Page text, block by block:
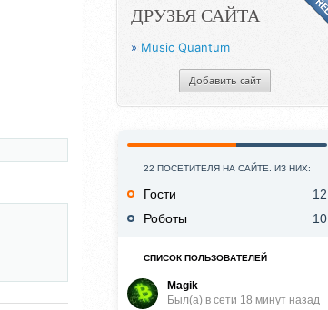
ДРУЗЬЯ САЙТА
» Music Quantum
Добавить сайт
22 ПОСЕТИТЕЛЯ НА САЙТЕ. ИЗ НИХ:
Гости
12
Роботы
10
СПИСОК ПОЛЬЗОВАТЕЛЕЙ
Magik
Был(a) в сети 18 минут назад